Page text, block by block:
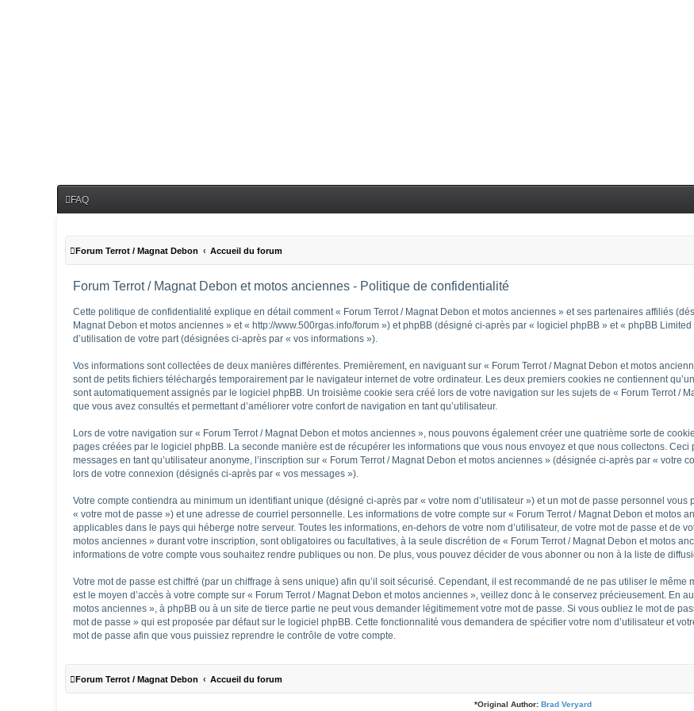
FAQ
Forum Terrot / Magnat Debon Accueil du forum
Forum Terrot / Magnat Debon et motos anciennes - Politique de confidentialité
Cette politique de confidentialité explique en détail comment « Forum Terrot / Magnat Debon et motos anciennes » et ses partenaires affiliés
Magnat Debon et motos anciennes » et « http://www.500rgas.info/forum ») et phpBB (désigné ci-après par « logiciel phpBB » et « phpBB
d’utilisation de votre part (désignées ci-après par « vos informations »).
Vos informations sont collectées de deux manières différentes. Premièrement, en naviguant sur « Forum Terrot / Magnat Debon et motos
sont de petits fichiers téléchargés temporairement par le navigateur internet de votre ordinateur. Les deux premiers cookies ne contiennent
sont automatiquement assignés par le logiciel phpBB. Un troisième cookie sera créé lors de votre navigation sur les sujets de « Forum Terrot /
que vous avez consultés et permettant d’améliorer votre confort de navigation en tant qu’utilisateur.
Lors de votre navigation sur « Forum Terrot / Magnat Debon et motos anciennes », nous pouvons également créer une quatrième sorte de
pages créées par le logiciel phpBB. La seconde manière est de récupérer les informations que vous nous envoyez et que nous collectons.
messages en tant qu’utilisateur anonyme, l’inscription sur « Forum Terrot / Magnat Debon et motos anciennes » (désignée ci-après par « votre
lors de votre connexion (désignés ci-après par « vos messages »).
Votre compte contiendra au minimum un identifiant unique (désigné ci-après par « votre nom d’utilisateur ») et un mot de passe personnel
« votre mot de passe ») et une adresse de courriel personnelle. Les informations de votre compte sur « Forum Terrot / Magnat Debon et motos
applicables dans le pays qui héberge notre serveur. Toutes les informations, en-dehors de votre nom d’utilisateur, de votre mot de passe et de
motos anciennes » durant votre inscription, sont obligatoires ou facultatives, à la seule discrétion de « Forum Terrot / Magnat Debon et motos
informations de votre compte vous souhaitez rendre publiques ou non. De plus, vous pouvez décider de vous abonner ou non à la liste de
Votre mot de passe est chiffré (par un chiffrage à sens unique) afin qu’il soit sécurisé. Cependant, il est recommandé de ne pas utiliser le
est le moyen d’accès à votre compte sur « Forum Terrot / Magnat Debon et motos anciennes », veillez donc à le conservez précieusement. En
motos anciennes », à phpBB ou à un site de tierce partie ne peut vous demander légitimement votre mot de passe. Si vous oubliez le mot de
mot de passe » qui est proposée par défaut sur le logiciel phpBB. Cette fonctionnalité vous demandera de spécifier votre nom d’utilisateur et
mot de passe afin que vous puissiez reprendre le contrôle de votre compte.
Forum Terrot / Magnat Debon Accueil du forum
*Original Author: Brad Veryard